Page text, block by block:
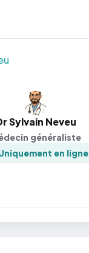
Sylvain Neveu
généraliste
en ligne